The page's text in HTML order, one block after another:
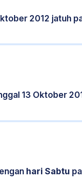
2012 jatuh
13 Oktober
hari Sabtu